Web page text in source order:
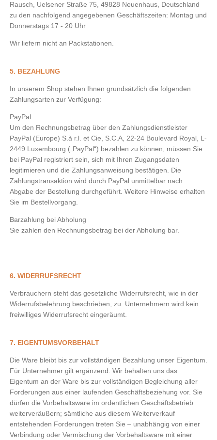
Rausch, Uelsener Straße 75, 49828 Neuenhaus, Deutschland
zu den nachfolgend angegebenen Geschäftszeiten: Montag und
Donnerstags 17 - 20 Uhr
Wir liefern nicht an Packstationen.
5. BEZAHLUNG
In unserem Shop stehen Ihnen grundsätzlich die folgenden
Zahlungsarten zur Verfügung:
PayPal
Um den Rechnungsbetrag über den Zahlungsdienstleister
PayPal (Europe) S.à r.l. et Cie, S.C.A, 22-24 Boulevard Royal, L-
2449 Luxembourg („PayPal“) bezahlen zu können, müssen Sie
bei PayPal registriert sein, sich mit Ihren Zugangsdaten
legitimieren und die Zahlungsanweisung bestätigen. Die
Zahlungstransaktion wird durch PayPal unmittelbar nach
Abgabe der Bestellung durchgeführt. Weitere Hinweise erhalten
Sie im Bestellvorgang.
Barzahlung bei Abholung
Sie zahlen den Rechnungsbetrag bei der Abholung bar.
6. WIDERRUFSRECHT
Verbrauchern steht das gesetzliche Widerrufsrecht, wie in der
Widerrufsbelehrung beschrieben, zu. Unternehmern wird kein
freiwilliges Widerrufsrecht eingeräumt.
7. EIGENTUMSVORBEHALT
Die Ware bleibt bis zur vollständigen Bezahlung unser Eigentum.
Für Unternehmer gilt ergänzend: Wir behalten uns das
Eigentum an der Ware bis zur vollständigen Begleichung aller
Forderungen aus einer laufenden Geschäftsbeziehung vor. Sie
dürfen die Vorbehaltsware im ordentlichen Geschäftsbetrieb
weiterveräußern; sämtliche aus diesem Weiterverkauf
entstehenden Forderungen treten Sie – unabhängig von einer
Verbindung oder Vermischung der Vorbehaltsware mit einer